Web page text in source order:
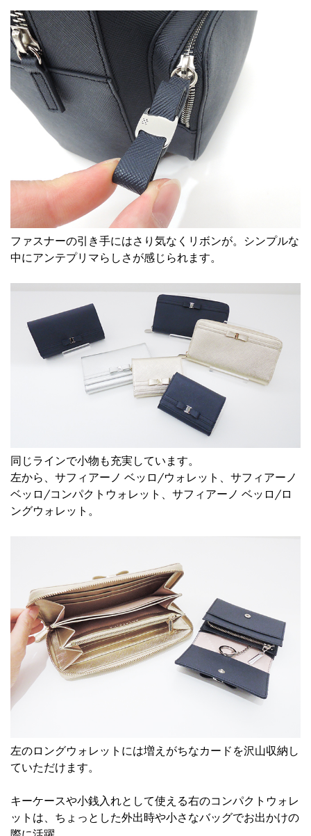
ファスナーの引き手にはさり気なくリボンが。シンプルな
中にアンテプリマらしさが感じられます。
同じラインで小物も充実しています。
左から、 サフィアーノ ベッロ/ウォレット 、 サフィアーノ
ベッロ/コンパクトウォレット 、 サフィアーノ ベッロ/ロ
ングウォレット 。
左のロングウォレット には増えがちなカードを沢山収納し
ていただけます。
キーケースや小銭入れとして使える右のコンパクトウォレ
ット は、ちょっとした外出時や小さなバッグでお出かけの